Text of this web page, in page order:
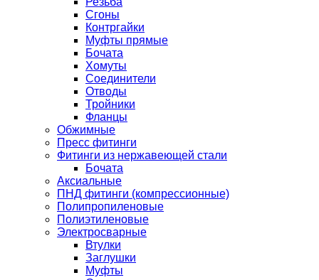
Сгоны
Контргайки
Муфты прямые
Бочата
Хомуты
Соединители
Отводы
Тройники
Фланцы
Обжимные
Пресс фитинги
Фитинги из нержавеющей стали
Бочата
Аксиальные
ПНД фитинги (компрессионные)
Полипропиленовые
Полиэтиленовые
Электросварные
Втулки
Заглушки
Муфты